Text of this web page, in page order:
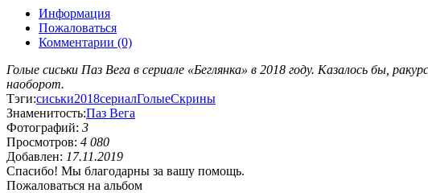
Информация
Пожаловаться
Комментарии (0)
Голые сиськи Паз Вега в сериале «Беглянка» в 2018 году. Казалось бы,
наоборот.
Тэги:сиськи2018сериалГолыеСкрины
Знаменитость:Паз Вега
Фотографий: 3
Просмотров: 4 080
Добавлен: 17.11.2019
Спасибо! Мы благодарны за вашу помощь.
Пожаловаться на альбом